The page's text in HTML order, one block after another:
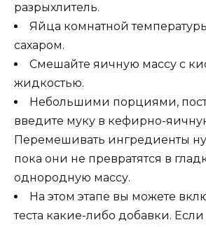
разрыхлитель.
Яйца комнатной
сахаром.
Смешайте яичную массу с
жидкостью.
Небольшими порциями,
введите муку в кефирно-
Перемешивать ингредиенты
пока они не превратятся в
однородную массу.
На этом этапе вы можете
теста какие-либо добавки. Если